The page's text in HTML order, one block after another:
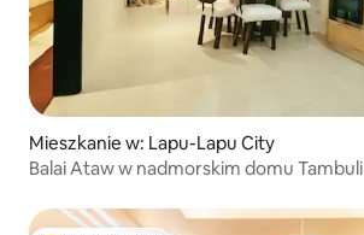
Mieszkanie w: Lapu-Lapu City
Balai Ataw w nadmorskim domu Tambuli